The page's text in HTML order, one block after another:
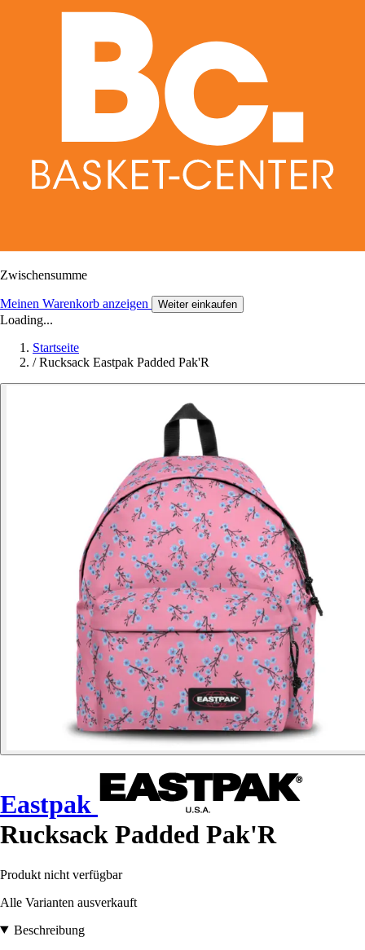
Zwischensumme
Meinen Warenkorb anzeigen Weiter einkaufen
Loading...
Startseite
/ Rucksack Eastpak Padded Pak'R
Eastpak
Rucksack Padded Pak'R
Produkt nicht verfügbar
Alle Varianten ausverkauft
Beschreibung